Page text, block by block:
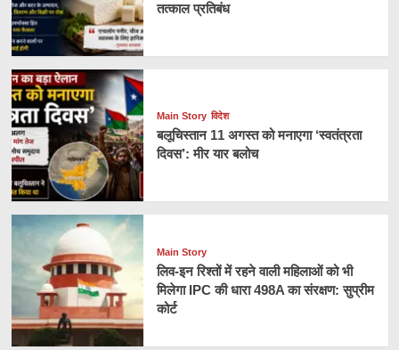
तत्काल प्रतिबंध
Main Story विदेश
बलूचिस्तान 11 अगस्त को मनाएगा ‘स्वतंत्रता
दिवस’: मीर यार बलोच
Main Story
लिव-इन रिश्तों में रहने वाली महिलाओं को भी
मिलेगा IPC की धारा 498A का संरक्षण: सुप्रीम
कोर्ट